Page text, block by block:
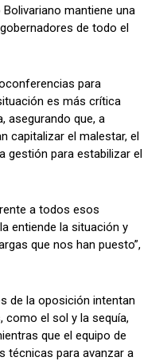
Bolivariano mantiene una
de todo el
para
es más crítica
asegurando que, a
capitalizar el malestar, el
gestión para estabilizar el
a todos esos
entiende la situación y
que nos han puesto”,
de la oposición intentan
como el sol y la sequía,
que el equipo de
técnicas para avanzar a